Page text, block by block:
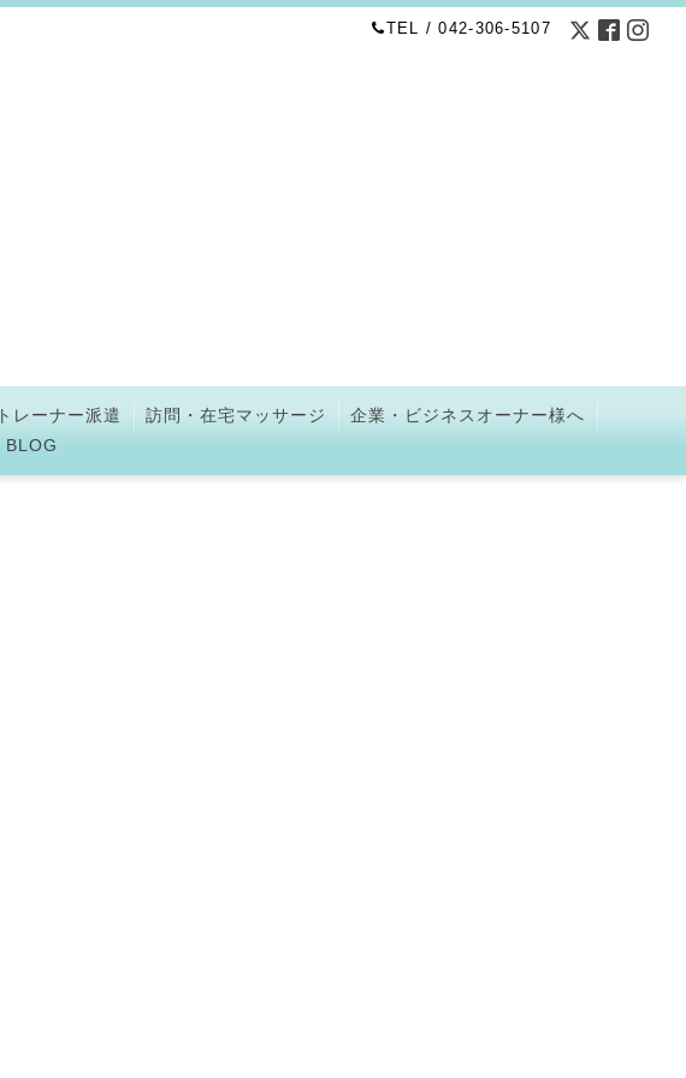
TEL / 042-306-5107
トレーナー派遣 訪問・在宅マッサージ
企業・ビジネスオーナー様へ
BLOG